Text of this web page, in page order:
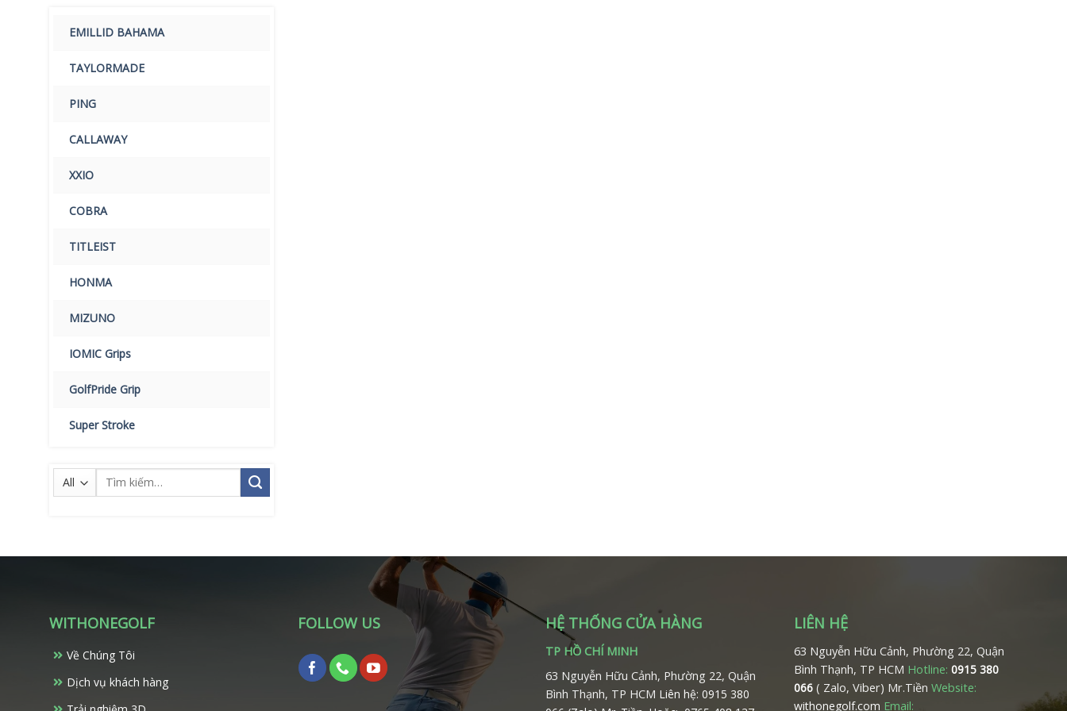
EMILLID BAHAMA
TAYLORMADE
PING
CALLAWAY
XXIO
COBRA
TITLEIST
HONMA
MIZUNO
IOMIC Grips
GolfPride Grip
Super Stroke
Tìm
kiếm:
WITHONEGOLF
Về Chúng Tôi
Dịch vụ khách hàng
FOLLOW US HỆ THỐNG CỬA HÀNG
TP HỒ CHÍ MINH
63 Nguyễn Hữu Cảnh, Phường 22, Quận
Bình Thạnh, TP HCM Liên hệ: 0915 380
LIÊN HỆ
63 Nguyễn Hữu Cảnh, Phường 22, Quận
Bình Thạnh, TP HCM Hotline: 0915 380
066( Zalo, Viber) Mr.Tiền Website:
withonegolf.com Email: